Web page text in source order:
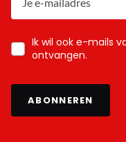
Ik wil ook e-mails
ontvangen.
ABONNEREN